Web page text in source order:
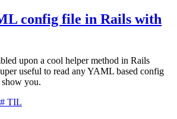
config file in Rails with
upon a cool helper method in Rails
useful to read any YAML based config
you.
# TIL